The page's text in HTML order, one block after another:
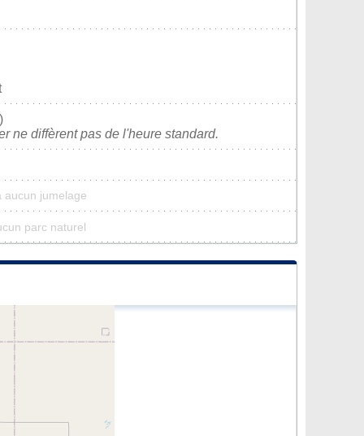
ne diffèrent pas de l'heure standard.
aucun jumelage
parc naturel